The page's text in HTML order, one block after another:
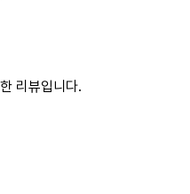
리뷰입니다.